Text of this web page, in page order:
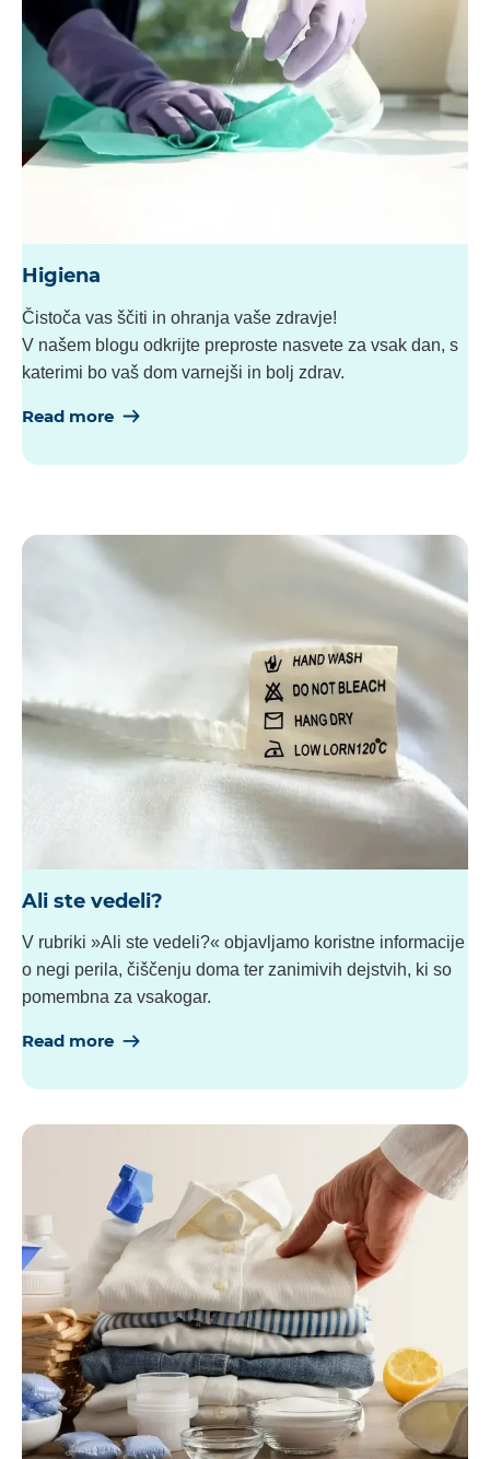
Higiena
Čistoča vas ščiti in ohranja vaše zdravje!
V našem blogu odkrijte preproste nasvete za vsak dan, s
katerimi bo vaš dom varnejši in bolj zdrav.
Read more
Ali ste vedeli?
V rubriki »Ali ste vedeli?« objavljamo koristne informacije
o negi perila, čiščenju doma ter zanimivih dejstvih, ki so
pomembna za vsakogar.
Read more